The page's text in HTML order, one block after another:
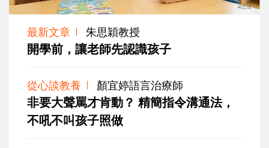
最新文章 朱思穎教授
開學前，讓老師先認識孩子
從心談教養 顏宜婷語言治療師
非要大聲罵才肯動？ 精簡指令溝通法，
不吼不叫孩子照做